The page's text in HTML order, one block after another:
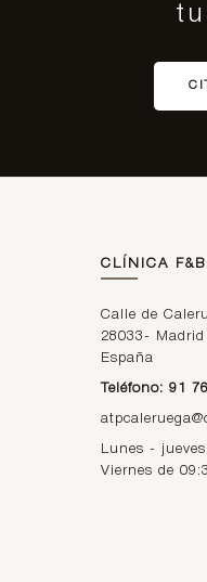
CLÍNICA
Calle de
28033-
Madrid
España
Teléfono: 91
Lunes -
Viernes de